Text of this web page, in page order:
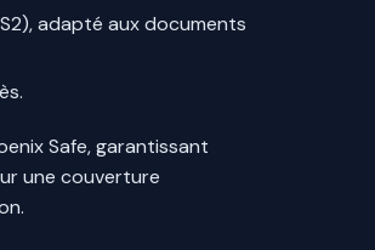
adapté aux documents
Safe, garantissant
une couverture